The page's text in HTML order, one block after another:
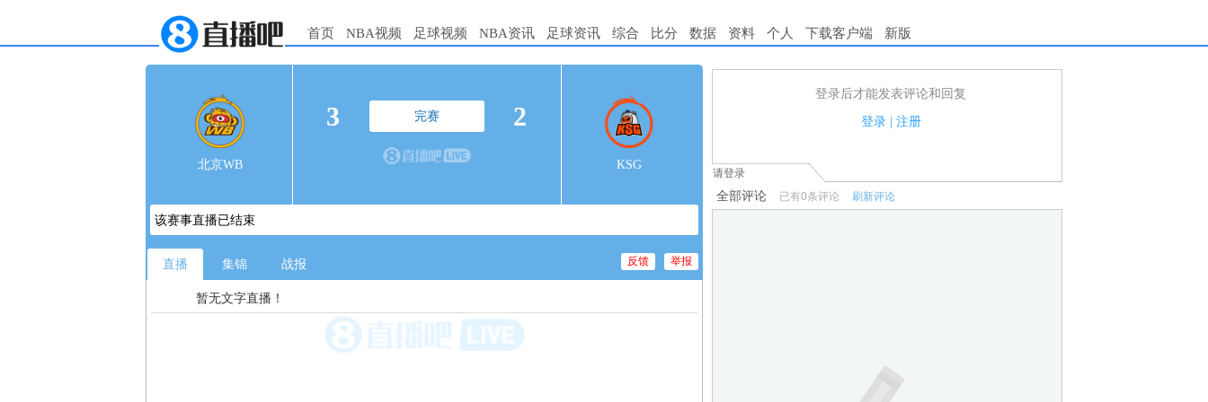
首页 NBA视频 足球视频 NBA资讯 足球资讯 综合 比分 数据 资料 个人 下载客户端 新版
北京WB
3 完赛 2
KSG
该赛事直播已结束
直播 集锦 战报 举报
反馈
暂无文字直播！
登录后才能发表评论和回复
登录| 注册
1.电脑端新用户可以发表评论了！
请登录
全部评论 已有0条评论 刷新评论